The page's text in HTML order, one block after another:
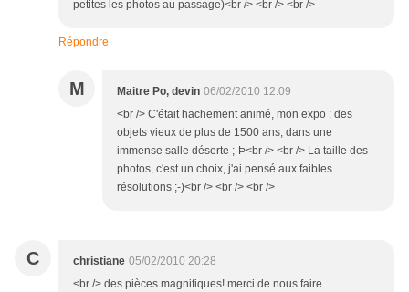
petites les photos au passage)<br /> <br /> <br />
Répondre
M Maitre Po, devin 06/02/2010 12:09
<br /> C'était hachement animé, mon expo : des
objets vieux de plus de 1500 ans, dans une
immense salle déserte ;-Þ<br /> <br /> La taille des
photos, c'est un choix, j'ai pensé aux faibles
résolutions ;-)<br /> <br /> <br />
C christiane 05/02/2010 20:28
<br /> des pièces magnifiques! merci de nous faire